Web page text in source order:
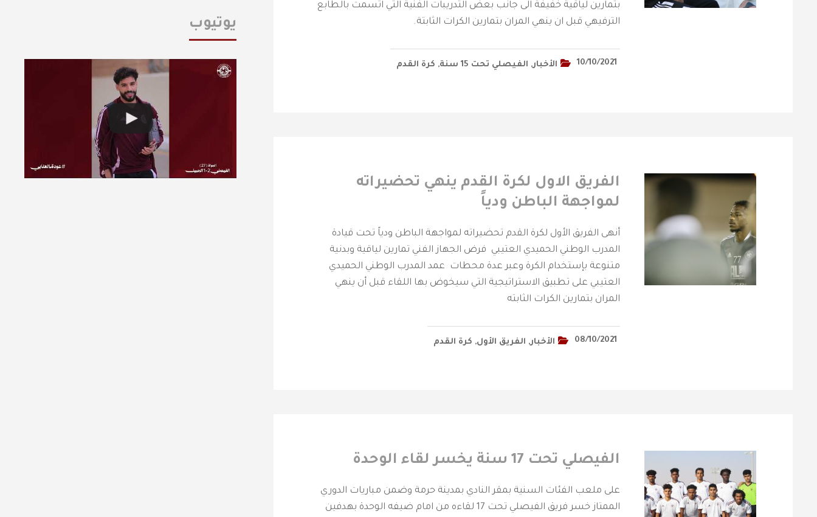
بتمارين لياقية خفيفة الى جانب بعض التدريبات الفنية التي اتسمت بالطابع
الترفيهي قبل ان ينهي المران بتمارين الكرات الثابتة.
10/10/2021 الأخبار, الفيصلي‬⁩ تحت 15 سنة , كرة القدم
الفريق الاول لكرة القدم ينهي تحضيراته
لمواجهة الباطن ودياً
أنهى الفريق الأول لكرة القدم تحضيراته لمواجهة الباطن ودياً تحت قيادة
المدرب الوطني الحميدي العتيبي فرض الجهاز الفني تمارين لياقية وبدنية
متنوعة بإستخدام الكرة وعبر عدة محطات عمد المدرب الوطني الحميدي
العتيبي على تطبيق الاستراتيجية التي سيخوض بها اللقاء قبل أن ينهي
المران بتمارين الكرات الثابته
08/10/2021 الأخبار, الفريق الأول, كرة القدم
الفيصلي تحت 17 سنة يخسر لقاء الوحدة
على ملعب الفئات السنية بمقر النادي بمدينة حرمة وضمن مباريات الدوري
الممتاز خسر فريق الفيصلي تحت 17 لقاءه من امام ضيفه الوحدة بهدفين
يوتيوب